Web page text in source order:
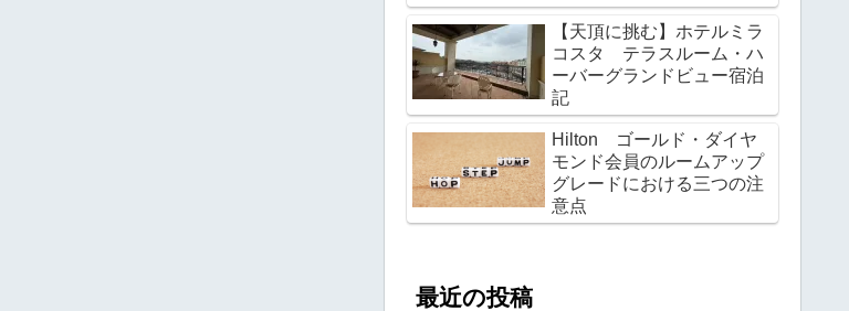
【天頂に挑む】ホテルミラ
コスタ テラスルーム・ハ
ーバーグランドビュー宿泊
記
Hilton ゴールド・ダイヤ
モンド会員のルームアップ
グレードにおける三つの注
意点
最近の投稿